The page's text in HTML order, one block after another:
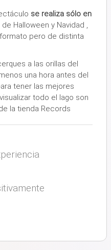
se realiza sólo en
Halloween y Navidad ,
pero de distinta
a las orillas del
una hora antes del
tener las mejores
todo el lago son
la tienda Records